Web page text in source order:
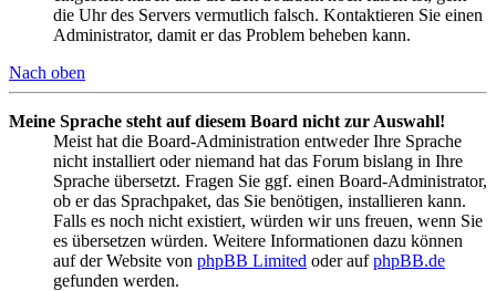
die Uhr des Servers vermutlich falsch. Kontaktieren Sie einen
Administrator, damit er das Problem beheben kann.
Nach oben
Meine Sprache steht auf diesem Board nicht zur Auswahl!
Meist hat die Board-Administration entweder Ihre Sprache
nicht installiert oder niemand hat das Forum bislang in Ihre
Sprache übersetzt. Fragen Sie ggf. einen Board-Administrator,
ob er das Sprachpaket, das Sie benötigen, installieren kann.
Falls es noch nicht existiert, würden wir uns freuen, wenn Sie
es übersetzen würden. Weitere Informationen dazu können
auf der Website von phpBB Limited oder aufphpBB.de
gefunden werden.